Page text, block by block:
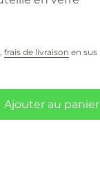
frais de livraison en sus
Ajouter au panier